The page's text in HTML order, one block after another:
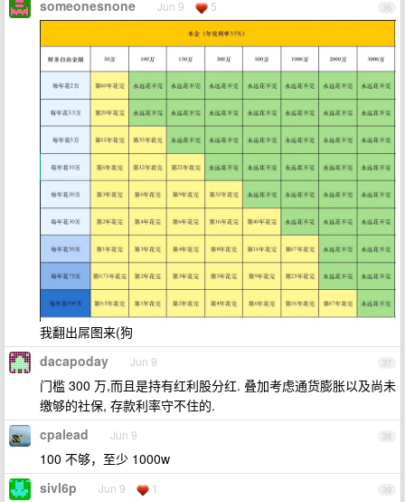
36
someonesnone Jun 9 5
我翻出屌图来(狗
37
dacapoday Jun 9
门槛 300 万,而且是持有红利股分红. 叠加考虑通货膨胀以及尚未
缴够的社保, 存款利率守不住的.
38
cpalead Jun 9
100 不够，至少 1000w
39
sivl6p Jun 9 1